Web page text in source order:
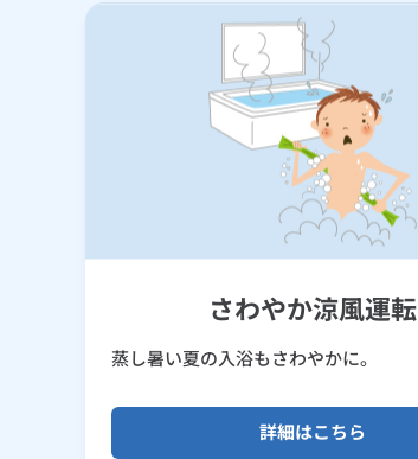
さわやか涼風運転
蒸し暑い夏の入浴もさわやかに。
詳細はこちら